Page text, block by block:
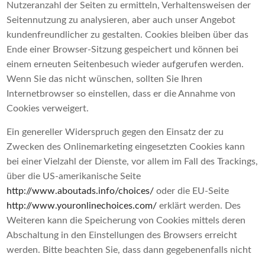
Nutzeranzahl der Seiten zu ermitteln, Verhaltensweisen der
Seitennutzung zu analysieren, aber auch unser Angebot
kundenfreundlicher zu gestalten. Cookies bleiben über das
Ende einer Browser-Sitzung gespeichert und können bei
einem erneuten Seitenbesuch wieder aufgerufen werden.
Wenn Sie das nicht wünschen, sollten Sie Ihren
Internetbrowser so einstellen, dass er die Annahme von
Cookies verweigert.
Ein genereller Widerspruch gegen den Einsatz der zu
Zwecken des Onlinemarketing eingesetzten Cookies kann
bei einer Vielzahl der Dienste, vor allem im Fall des Trackings,
über die US-amerikanische Seite
http://www.aboutads.info/choices/ oder die EU-Seite
http://www.youronlinechoices.com/ erklärt werden. Des
Weiteren kann die Speicherung von Cookies mittels deren
Abschaltung in den Einstellungen des Browsers erreicht
werden. Bitte beachten Sie, dass dann gegebenenfalls nicht